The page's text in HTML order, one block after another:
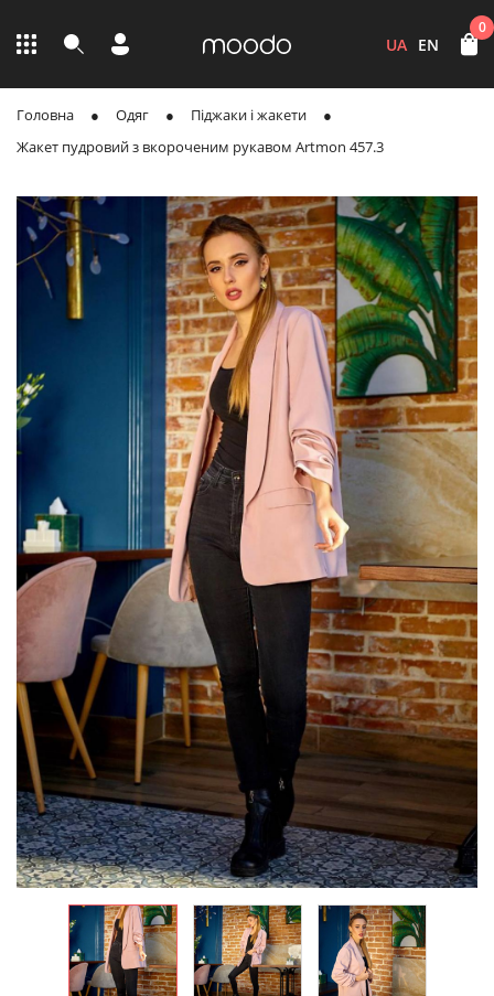
UA EN
0
Головна Одяг
Піджаки і жакети
Жакет пудровий з вкороченим рукавом Artmon 457.3